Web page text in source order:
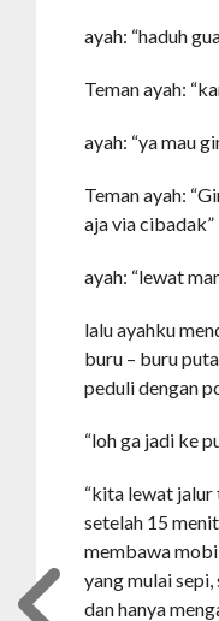
ayah: “haduh
Teman ayah:
ayah: “ya mau
Teman ayah:
aja via cibadak”
ayah: “lewat
lalu ayahku
buru – buru
peduli dengan
“loh ga jadi ke
“kita lewat jalur
setelah 15
membawa
yang mulai
dan hanya